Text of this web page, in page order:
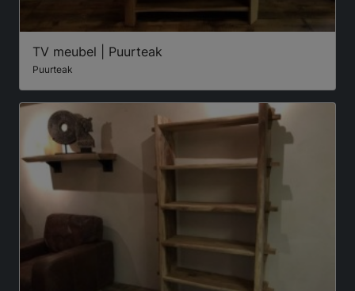
TV meubel | Puurteak
Puurteak